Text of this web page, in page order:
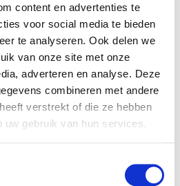
content en advertenties te
voor social media te bieden
te analyseren. Ook delen we
van onze site met onze
adverteren en analyse. Deze
combineren met andere
verstrekt of die ze hebben
uw gebruik van hun services.
Oh'Green
Bodemverbeteraar voor
beplantingen 60L
€11,99